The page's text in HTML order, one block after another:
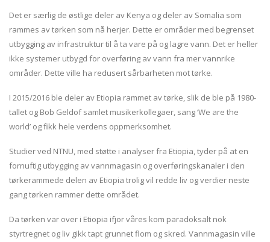
Det er særlig de østlige deler av Kenya og deler av Somalia som
rammes av tørken som nå herjer. Dette er områder med begrenset
utbygging av infrastruktur til å ta vare på og lagre vann. Det er heller
ikke systemer utbygd for overføring av vann fra mer vannrike
områder. Dette ville ha redusert sårbarheten mot tørke.
I 2015/2016 ble deler av Etiopia rammet av tørke, slik de ble på 1980-
tallet og Bob Geldof samlet musikerkollegaer, sang ‘We are the
world’ og fikk hele verdens oppmerksomhet.
Studier ved NTNU, med støtte i analyser fra Etiopia, tyder på at en
fornuftig utbygging av vannmagasin og overføringskanaler i den
tørkerammede delen av Etiopia trolig vil redde liv og verdier neste
gang tørken rammer dette området.
Da tørken var over i Etiopia ifjor våres kom paradoksalt nok
styrtregnet og liv gikk tapt grunnet flom og skred. Vannmagasin ville